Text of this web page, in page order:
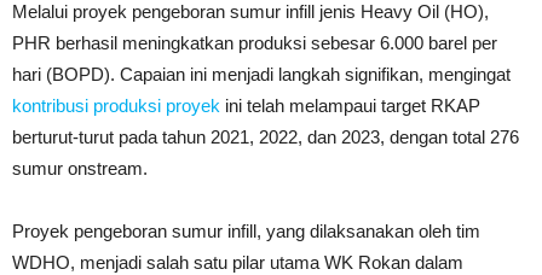
Melalui proyek pengeboran sumur infill jenis Heavy Oil (HO),
PHR berhasil meningkatkan produksi sebesar 6.000 barel per
hari (BOPD). Capaian ini menjadi langkah signifikan, mengingat
kontribusi produksi proyek ini telah melampaui target RKAP
berturut-turut pada tahun 2021, 2022, dan 2023, dengan total 276
sumur onstream.
Proyek pengeboran sumur infill, yang dilaksanakan oleh tim
WDHO, menjadi salah satu pilar utama WK Rokan dalam